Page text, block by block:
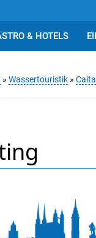
& HOTELS
» Wassertouristik »